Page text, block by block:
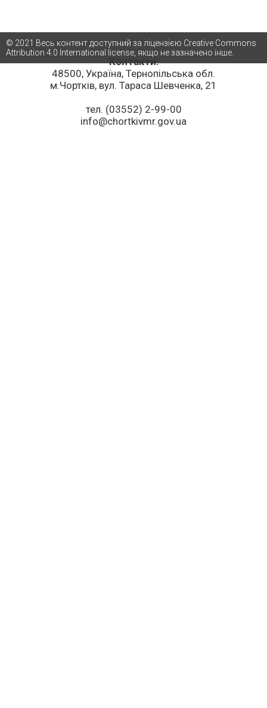
Контакти:
48500, Україна, Тернопільська обл.
м.Чортків, вул. Тараса Шевченка, 21
тел. (03552) 2-99-00
info@chortkivmr.gov.ua
© 2021 Весь контент доступний за ліцензією Creative Commons
Attribution 4.0 International license, якщо не зазначено інше.